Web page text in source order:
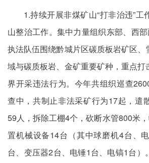
1.持续开展非煤矿山“打非治违”
山整治工作。集中力量组织东部、西部
执法队伍围绕黔城片区碳质板岩矿区、
域与碳质板岩、金矿重要矿种，重点打
界开采违法行为。今年共组织巡查
查中，共制止非法采矿行为17起，遣
59人，拆除工棚4个，砍断水管800米
置机械设备14台（其中球磨机4台、
台、变压器2台、电锤1台、电镐1台）